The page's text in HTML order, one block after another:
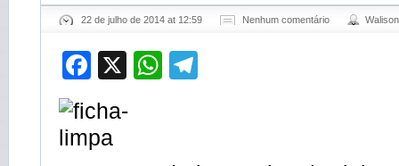
22 de julho de 2014 at 12:59 Nenhum comentário
Facebook
X WhatsApp